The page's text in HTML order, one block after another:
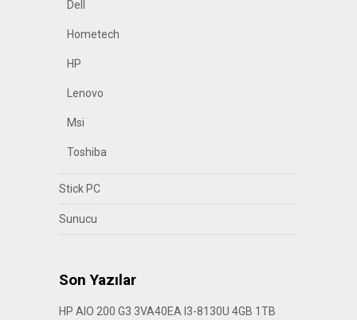
Dell
Hometech
HP
Lenovo
Msi
Toshiba
Stick PC
Sunucu
Son Yazılar
HP AIO 200 G3 3VA40EA I3-8130U 4GB 1TB